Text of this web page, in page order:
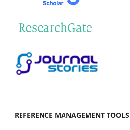
REFERENCE MANAGEMENT TOOLS